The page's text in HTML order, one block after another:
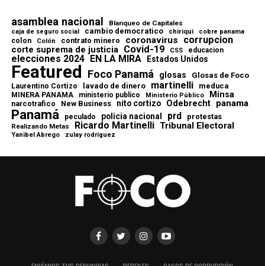
asamblea nacional Blanqueo de Capitales
caja de seguro social cambio democratico chiriqui cobre panama
colon Colón contrato minero coronavirus corrupcion
corte suprema de justicia Covid-19 CSS educacion
elecciones 2024 EN LA MIRA Estados Unidos
Featured Foco Panamá glosas Glosas de Foco
Laurentino Cortizo lavado de dinero martinelli meduca
MINERA PANAMA ministerio publico Ministerio Público Minsa
narcotrafico New Business nito cortizo Odebrecht panama
Panamá peculado policia nacional prd protestas
Realizando Metas Ricardo Martinelli Tribunal Electoral
Yanibel Abrego zulay rodriguez